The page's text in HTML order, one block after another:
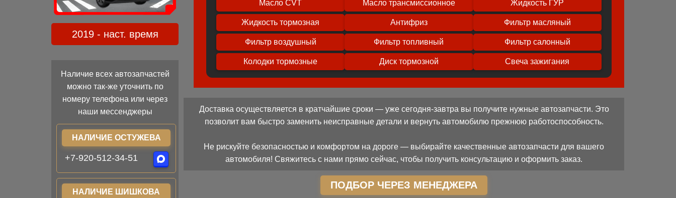
2019 - наст. время
Наличие всех автозапчастей
можно так-же уточнить по
номеру телефона или через
наши мессенджеры
НАЛИЧИЕ ОСТУЖЕВА
+7-920-512-34-51
НАЛИЧИЕ ШИШКОВА
Масло CVT Масло трансмиссионное Жидкость ГУР
Жидкость тормозная Антифриз Фильтр масляный
Фильтр воздушный Фильтр топливный Фильтр салонный
Колодки тормозные Диск тормозной Свеча зажигания
Доставка осуществляется в кратчайшие сроки — уже сегодня-завтра вы получите нужные автозапчасти. Это
позволит вам быстро заменить неисправные детали и вернуть автомобилю прежнюю работоспособность.
Не рискуйте безопасностью и комфортом на дороге — выбирайте качественные автозапчасти для вашего
автомобиля! Свяжитесь с нами прямо сейчас, чтобы получить консультацию и оформить заказ.
ПОДБОР ЧЕРЕЗ МЕНЕДЖЕРА